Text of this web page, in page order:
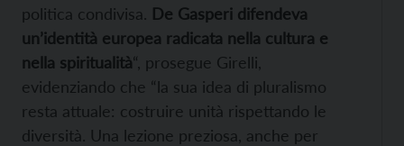
politica condivisa. De Gasperi difendeva
un’identità europea radicata nella cultura e
nella spiritualità“, prosegue Girelli,
evidenziando che “la sua idea di pluralismo
resta attuale: costruire unità rispettando le
diversità. Una lezione preziosa, anche per